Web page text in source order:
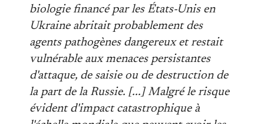
biologie financé par les États-Unis en
Ukraine abritait probablement des
agents pathogènes dangereux et restait
vulnérable aux menaces persistantes
d'attaque, de saisie ou de destruction de
la part de la Russie. [...] Malgré le risque
évident d'impact catastrophique à